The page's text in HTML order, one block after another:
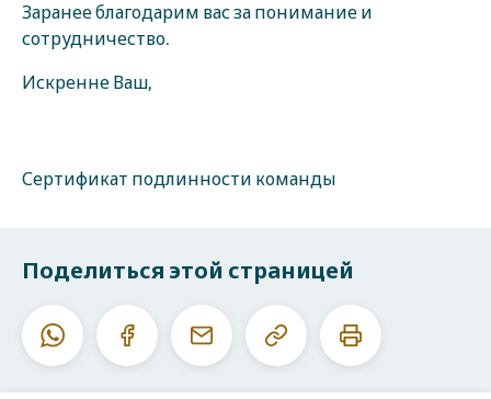
Заранее благодарим вас за понимание и
сотрудничество.
Искренне Ваш,
Сертификат подлинности команды
Поделиться этой страницей
WhatsappFacebookE-
Скопировать
данный
Печатать
эту